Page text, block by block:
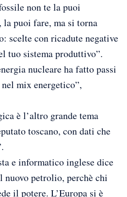
non te la puoi
puoi fare, ma si torna
scelte con ricadute negative
tuo sistema produttivo”.
nucleare ha fatto passi
mix energetico”,
è l’altro grande tema
toscano, con dati che
e informatico inglese dice
petrolio, perchè chi
il potere. L’Europa si è